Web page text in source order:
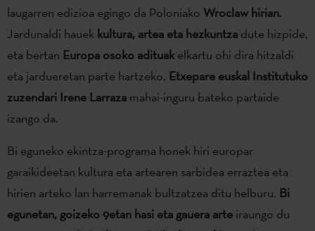
laugarren edizioa egingo da Poloniako Wroclaw hirian.
Jardunaldi hauek kultura, artea eta hezkuntza dute hizpide,
eta bertan Europa osoko adituakelkartu ohi dira hitzaldi
eta jardueretan parte hartzeko. Etxepare euskal Institutuko
zuzendari Irene Larraza mahai-inguru bateko partaide
izango da.
Bi eguneko ekintza-programa honek hiri europar
garaikideetan kultura eta artearen sarbidea erraztea eta
hirien arteko lan harremanak bultzatzea ditu helburu. Bi
egunetan, goizeko 9etan hasi eta gauera arte iraungo du